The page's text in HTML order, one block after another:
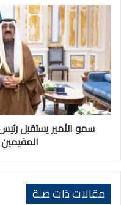
سمو
الأمير
يستقبل
رئيس
الجهاز
المركزي
لمعالجة
أوضاع
المقيمين
بصورةسمو الأمير يستقبل
مقالات ذات صلة